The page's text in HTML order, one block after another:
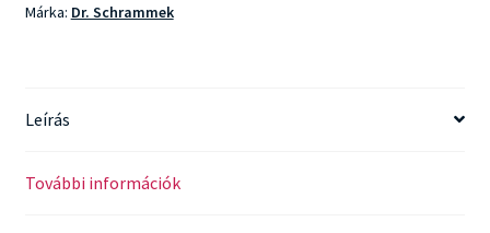
Márka: Dr. Schrammek
Leírás
További információk